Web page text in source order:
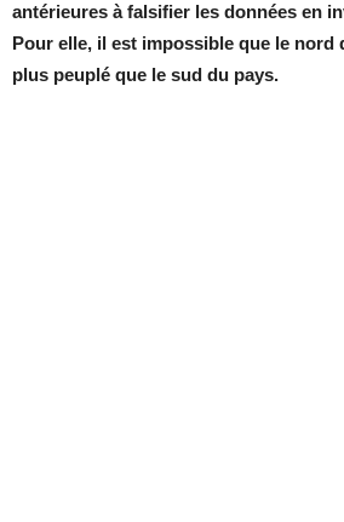
antérieures à falsifier les données en
Pour elle, il est impossible que le nord
plus peuplé que le sud du pays.